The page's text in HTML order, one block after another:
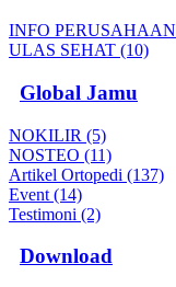
INFO
ULAS SEHAT (10)
Global Jamu
NOKILIR (5)
NOSTEO (11)
Artikel Ortopedi (137)
Event (14)
Testimoni (2)
Download